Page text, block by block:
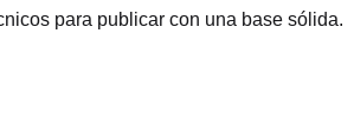
para publicar con una base sólida.